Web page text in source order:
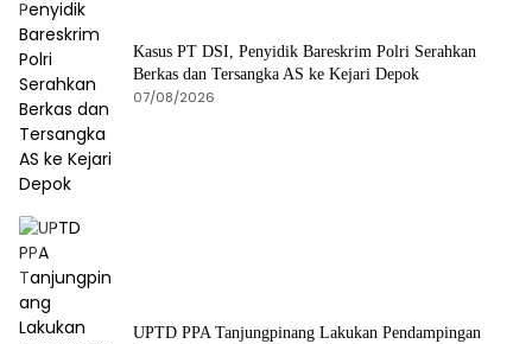
Kasus PT DSI, Penyidik Bareskrim Polri Serahkan
Berkas dan Tersangka AS ke Kejari Depok
07/08/2026
UPTD PPA Tanjungpinang Lakukan Pendampingan